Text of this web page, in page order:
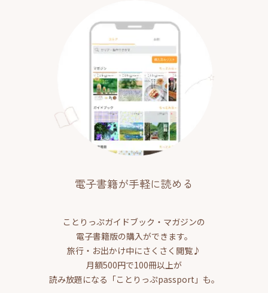
電子書籍が手軽に読める
ことりっぷガイドブック・マガジンの
電子書籍版の購入ができます。
旅行・お出かけ中にさくさく閲覧♪
月額500円で100冊以上が
読み放題になる「ことりっぷpassport」も。